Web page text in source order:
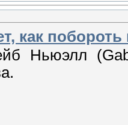
как побороть
Ньюэлл